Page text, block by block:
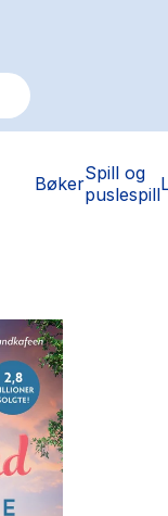
BøkerSpill og
puslespill